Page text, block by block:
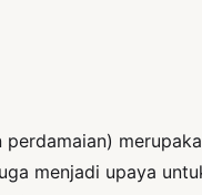
perdamaian)
menjadi upaya